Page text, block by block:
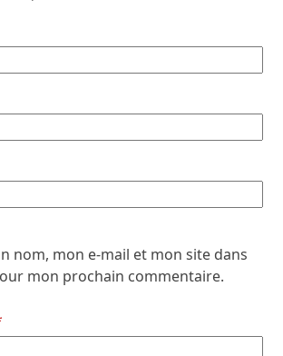
nom, mon e-mail et mon site dans
mon prochain commentaire.